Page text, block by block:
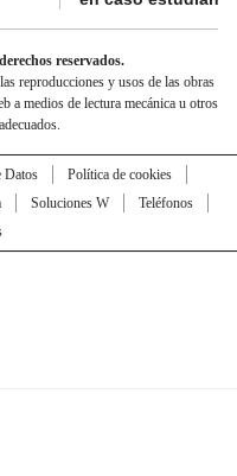
reservados.
reproducciones y usos de las obras
a medios de lectura mecánica u otros
Datos
Política de cookies
Soluciones W
Teléfonos